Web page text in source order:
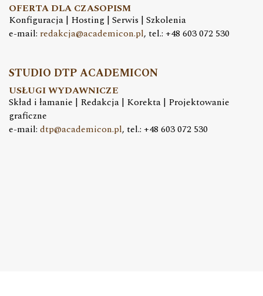
OFERTA DLA CZASOPISM
Konfiguracja | Hosting | Serwis | Szkolenia
e-mail: redakcja@academicon.pl, tel.: +48 603 072 530
STUDIO DTP ACADEMICON
USŁUGI WYDAWNICZE
Skład i łamanie | Redakcja | Korekta | Projektowanie
graficzne
e-mail: dtp@academicon.pl, tel.: +48 603 072 530